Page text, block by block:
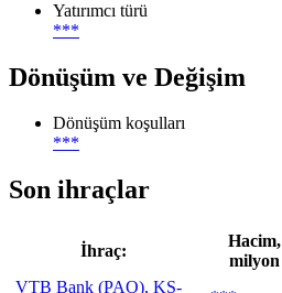
Yatırımcı türü
***
Dönüşüm ve Değişim
Dönüşüm koşulları
***
Son ihraçlar
İhraç:
Hacim,
milyon
VTB Bank (PAO), KS-